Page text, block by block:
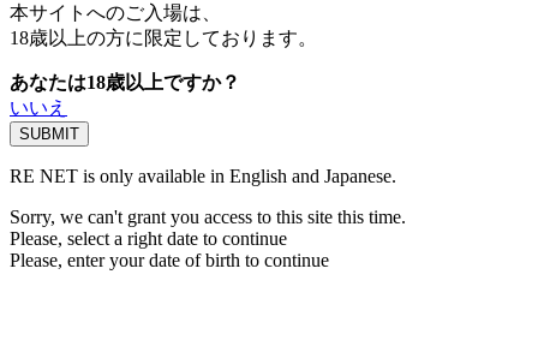
本サイトへのご入場は、
18歳以上の方に限定しております。
あなたは18歳以上ですか？
いいえ
RE NET is only available in English and Japanese.
Sorry, we can't grant you access to this site this time.
Please, select a right date to continue
Please, enter your date of birth to continue